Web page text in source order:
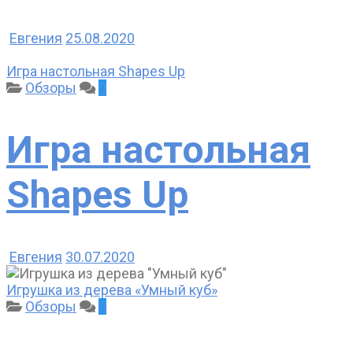
Евгения 25.08.2020
Игра настольная Shapes Up
Обзоры
0
Игра настольная
Shapes Up
Евгения 30.07.2020
Игрушка из дерева «Умный куб»
Обзоры
0